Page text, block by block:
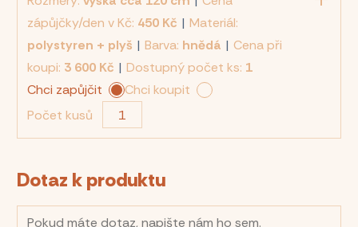
zápůjčky/den v Kč: 450 Kč | Materiál:
polystyren + plyš | Barva: hnědá | Cena při
koupi: 3 600 Kč | Dostupný počet ks: 1
Chci zapůjčit
Chci koupit
Počet kusů
Dotaz k produktu